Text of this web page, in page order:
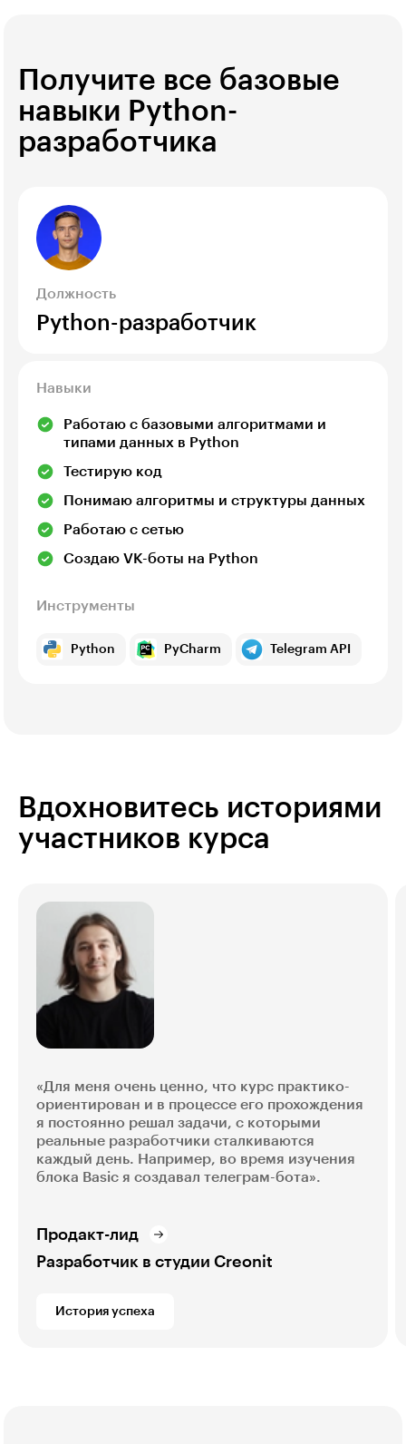
Получите все базовые
навыки Python-
разработчика
Должность
Python-разработчик
Навыки
Работаю с базовыми алгоритмами и
типами данных в Python
Тестирую код
Понимаю алгоритмы и структуры данных
Работаю с сетью
Создаю VK-боты на Python
Инструменты
Python PyCharm Telegram API
Вдохновитесь историями
участников курса
«Для меня очень ценно, что курс практико-
ориентирован и в процессе его прохождения
я постоянно решал задачи, с которыми
реальные разработчики сталкиваются
каждый день. Например, во время изучения
блока Basic я создавал телеграм-бота».
Продакт-лид
Разработчик в студии Creonit
История успеха